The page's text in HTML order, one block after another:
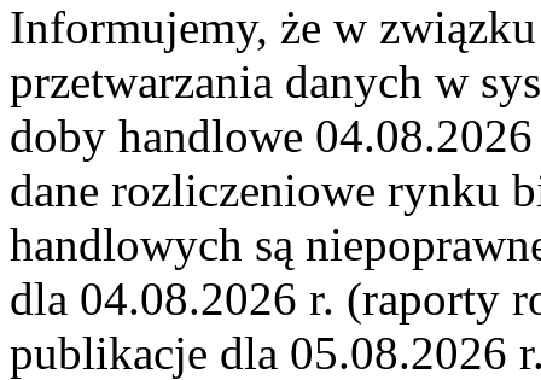
Informujemy, że w
przetwarzania danych w
doby handlowe
dane rozliczeniowe rynku
handlowych są
dla 04.08.2026 r. (raporty
publikacje dla 05.08.2026